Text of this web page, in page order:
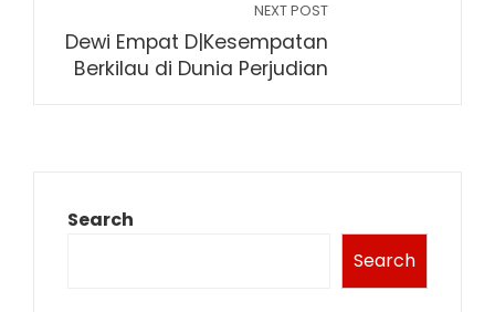
NEXT POST
Dewi Empat D|Kesempatan
Berkilau di Dunia Perjudian
Search
Search